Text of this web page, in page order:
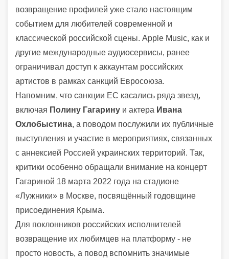
возвращение профилей уже стало настоящим
событием для любителей современной и
классической российской сцены. Apple Music, как и
другие международные аудиосервисы, ранее
ограничивал доступ к аккаунтам российских
артистов в рамках санкций Евросоюза.
Напомним, что санкции ЕС касались ряда звезд,
включая Полину Гагарину и актера Ивана
Охлобыстина, а поводом послужили их публичные
выступления и участие в мероприятиях, связанных
с аннексией Россией украинских территорий. Так,
критики особенно обращали внимание на концерт
Гагариной 18 марта 2022 года на стадионе
«Лужники» в Москве, посвящённый годовщине
присоединения Крыма.
Для поклонников российских исполнителей
возвращение их любимцев на платформу - не
просто новость, а повод вспомнить значимые